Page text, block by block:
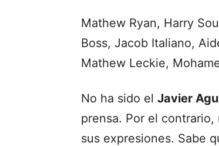
Mathew Ryan, Harry
Boss, Jacob Italiano,
Mathew Leckie,
No ha sido el Javier
prensa. Por el
sus expresiones. Sabe